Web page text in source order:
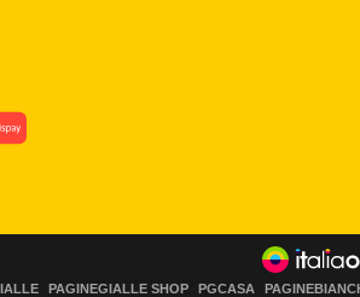
PAGINEGIALLE SHOP PGCASA